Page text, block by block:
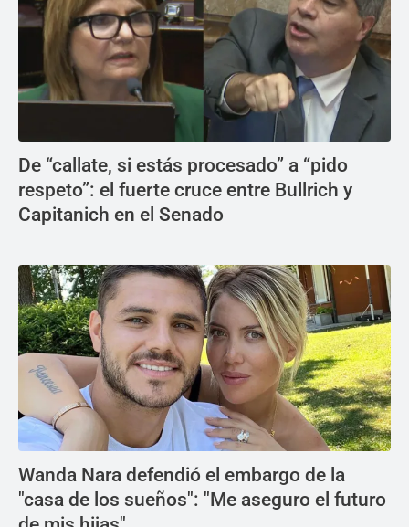
De “callate, si estás procesado” a “pido
respeto”: el fuerte cruce entre Bullrich y
Capitanich en el Senado
Wanda Nara defendió el embargo de la
"casa de los sueños": "Me aseguro el futuro